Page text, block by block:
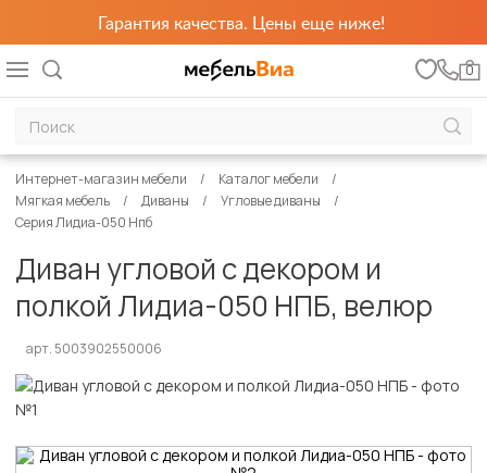
Гарантия качества. Цены еще ниже!
0
Интернет-магазин мебели
Каталог мебели
Мягкая мебель
Диваны
Угловые диваны
Серия Лидиа-050 Нпб
Диван угловой с декором и
полкой Лидиа-050 НПБ, велюр
арт. 5003902550006